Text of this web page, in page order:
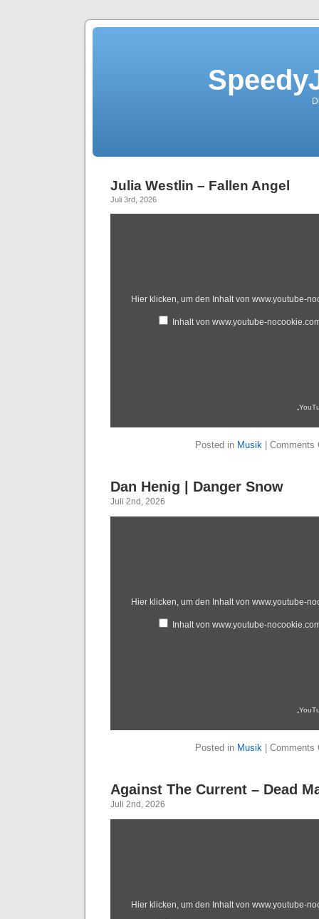
Julia Westlin – Fallen Angel
Juli 3rd, 2026
Hier klicken, um den Inhalt von www.youtube-
Inhalt von www.youtube-
Posted in Musik Comments
Dan Henig | Danger Snow
Juli 2nd, 2026
Hier klicken, um den Inhalt von www.youtube-
Inhalt von www.youtube-
Posted in Musik Comments
Against The Current – Dead
Juli 2nd, 2026
Hier klicken, um den Inhalt von www.youtube-